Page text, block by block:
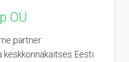
OÜ
partner
Eesti